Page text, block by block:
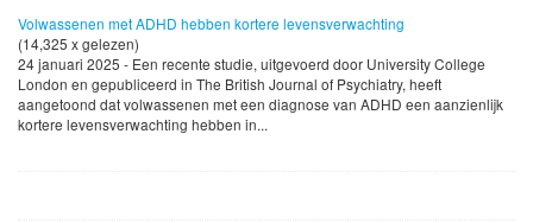
Volwassenen met ADHD hebben kortere levensverwachting
(14,325 x gelezen)
24 januari 2025 - Een recente studie, uitgevoerd door University College
London en gepubliceerd in The British Journal of Psychiatry, heeft
aangetoond dat volwassenen met een diagnose van ADHD een aanzienlijk
kortere levensverwachting hebben in...